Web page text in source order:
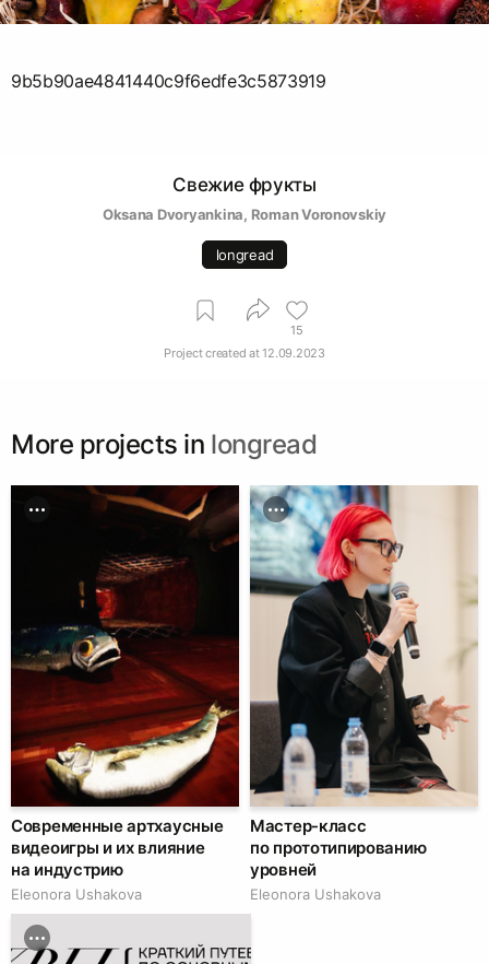
9b5b90ae4841440c9f6edfe3c5873919
Свежие фрукты
Oksana Dvoryankina, Roman Voronovskiy
longread
15
Project created at12.09.2023
More projects in longread
Современные артхаусные
видеоигры и их влияние
на индустрию
Eleonora Ushakova
Мастер-класс
по прототипированию
уровней
Eleonora Ushakova